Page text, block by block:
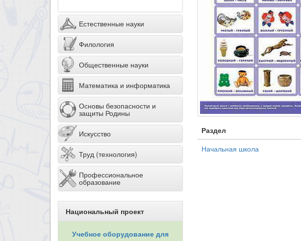
Естественные науки
Филология
Общественные науки
Математика и информатика
Основы безопасности и
защиты Родины
Искусство
Труд (технология)
Профессиональное
образование
Национальный проект
Учебное оборудование для
Раздел
Начальная школа